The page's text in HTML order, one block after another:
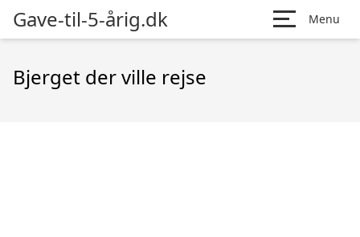
Gave-til-5-årig.dk Menu
Bjerget der ville rejse